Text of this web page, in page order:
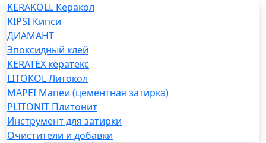
KERAKOLL Керакол
KIPSI Кипси
ДИАМАНТ
Эпоксидный клей
KERATEX кератекс
LITOKOL Литокол
MAPEI Мапеи (цементная затирка)
PLITONIT Плитонит
Инструмент для затирки
Очистители и добавки